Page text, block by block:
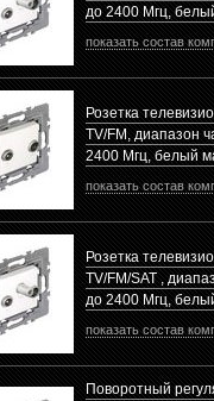
до 2400 Mгц,
показать состав
Розетка
TV/FM, диапазон
2400 Mгц, белый
показать состав
Розетка
TV/FM/SAT ,
до 2400 Mгц,
показать состав
Поворотный